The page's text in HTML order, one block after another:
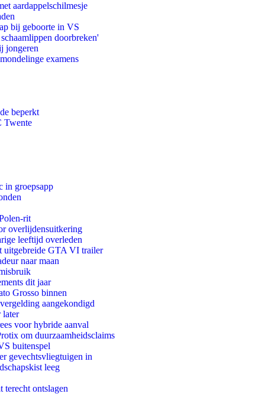
aardappelschilmesje
bij geboorte in VS
doorbreken'
jongeren
examens
beperkt
Twente
in groepsapp
rit
overlijdensuitkering
leeftijd overleden
uitgebreide GTA VI trailer
naar maan
dit jaar
Grosso binnen
aangekondigd
later
voor hybride aanval
om duurzaamheidsclaims
buitenspel
gevechtsvliegtuigen in
leeg
terecht ontslagen